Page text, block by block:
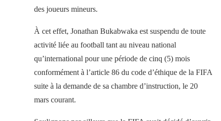
des joueurs mineurs.
À cet effet, Jonathan Bukabwaka est suspendu de toute
activité liée au football tant au niveau national
qu’international pour une période de cinq (5) mois
conformément à l’article 86 du code d’éthique de la FIFA
suite à la demande de sa chambre d’instruction, le 20
mars courant.